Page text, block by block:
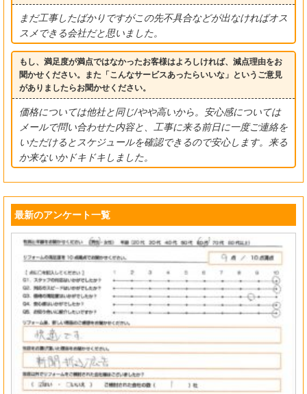
まだ工事したばかりですがこの先不具合などが出なければオス
スメできる会社だと思いました。
もし、満足度が満点ではなかったお客様はよろしければ、減点理由をお
聞かせください。また「こんなサービスあったらいいな」というご意見
がありましたらお聞かせください。
価格については他社と同じ/やや高いから。安心感については
メールで問い合わせた内容と、工事に来る前日に一度ご連絡を
いただけるとスケジュールを確認できるので安心します。来る
か来ないかドキドキしました。
最新のアンケート一覧